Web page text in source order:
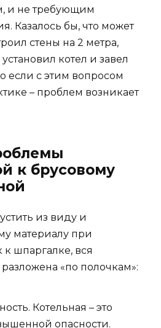
и не требующим
Казалось бы, что может
стены на 2 метра,
котел и завел
если с этим вопросом
– проблем возникает
к брусовому
из виду и
материалу при
к шпаргалке, вся
«по полочкам»:
Котельная – это
опасности.